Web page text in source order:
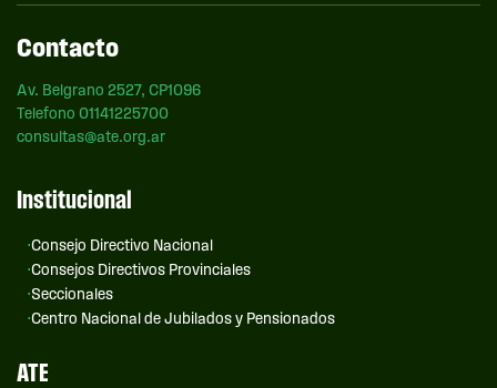
Contacto
Av. Belgrano 2527, CP1096
Telefono 01141225700
consultas@ate.org.ar
Institucional
Consejo Directivo Nacional
Consejos Directivos Provinciales
Seccionales
Centro Nacional de Jubilados y Pensionados
ATE